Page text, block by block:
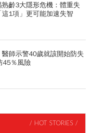
齡3大隱形危機：體重失
1項」更可能加速失智
師示警40歲就該開始防失
45％風險
/ HOT STORIES /